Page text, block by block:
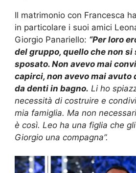
Il matrimonio con Francesca
in particolare i suoi amici
Giorgio Panariello: “Per loro
del gruppo, quello che non si
sposato. Non avevo mai
capirci, non avevo mai avuto
da denti in bagno. Li ho
necessità di costruire e
mia famiglia. Ma non
è così. Leo ha una figlia che
Giorgio una compagna”.